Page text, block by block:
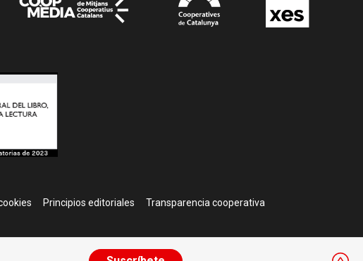
Principios editoriales Transparencia cooperativa